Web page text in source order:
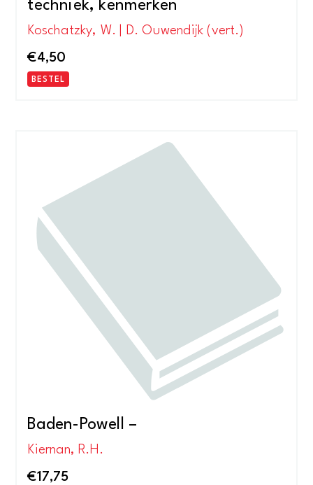
techniek, kenmerken
Koschatzky, W. | D. Ouwendijk (vert.)
€4,50
BESTEL
Baden-Powell –
Kiernan, R.H.
€17,75